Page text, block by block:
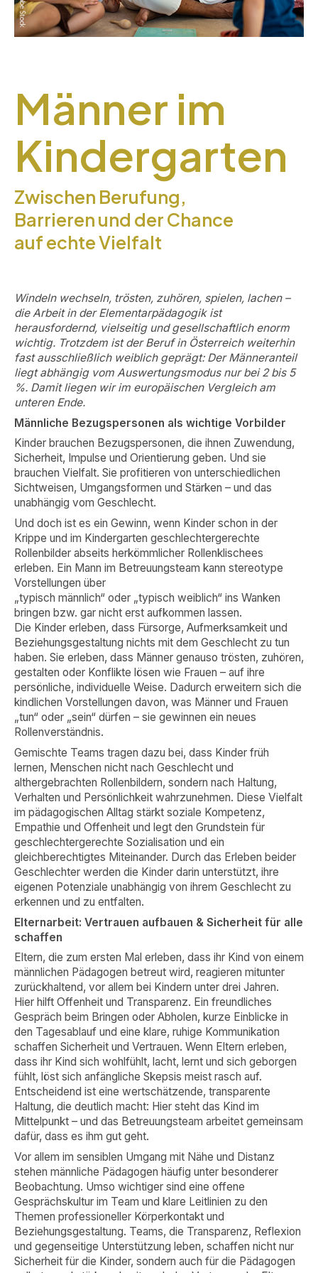
Männer im
Kindergarten
Zwischen Berufung,
Barrieren und der Chance
auf echte Vielfalt
Windeln wechseln, trösten, zuhören, spielen, lachen –
die Arbeit in der Elementarpädagogik ist
herausfordernd, vielseitig und gesellschaftlich enorm
wichtig. Trotzdem ist der Beruf in Österreich weiterhin
fast ausschließlich weiblich geprägt: Der Männeranteil
liegt abhängig vom Auswertungsmodus nur bei 2 bis 5
%. Damit liegen wir im europäischen Vergleich am
unteren Ende.
Männliche Bezugspersonen als wichtige Vorbilder
Kinder brauchen Bezugspersonen, die ihnen Zuwendung,
Sicherheit, Impulse und Orientierung geben. Und sie
brauchen Vielfalt. Sie profitieren von unterschiedlichen
Sichtweisen, Umgangsformen und Stärken – und das
unabhängig vom Geschlecht.
Und doch ist es ein Gewinn, wenn Kinder schon in der
Krippe und im Kindergarten geschlechtergerechte
Rollenbilder abseits herkömmlicher Rollenklischees
erleben. Ein Mann im Betreuungsteam kann stereotype
Vorstellungen über
„typisch männlich“ oder „typisch weiblich“ ins Wanken
bringen bzw. gar nicht erst aufkommen lassen.
Die Kinder erleben, dass Fürsorge, Aufmerksamkeit und
Beziehungsgestaltung nichts mit dem Geschlecht zu tun
haben. Sie erleben, dass Männer genauso trösten, zuhören,
gestalten oder Konflikte lösen wie Frauen – auf ihre
persönliche, individuelle Weise. Dadurch erweitern sich die
kindlichen Vorstellungen davon, was Männer und Frauen
„tun“ oder „sein“ dürfen – sie gewinnen ein neues
Rollenverständnis.
Gemischte Teams tragen dazu bei, dass Kinder früh
lernen, Menschen nicht nach Geschlecht und
althergebrachten Rollenbildern, sondern nach Haltung,
Verhalten und Persönlichkeit wahrzunehmen. Diese Vielfalt
im pädagogischen Alltag stärkt soziale Kompetenz,
Empathie und Offenheit und legt den Grundstein für
geschlechtergerechte Sozialisation und ein
gleichberechtigtes Miteinander. Durch das Erleben beider
Geschlechter werden die Kinder darin unterstützt, ihre
eigenen Potenziale unabhängig von ihrem Geschlecht zu
erkennen und zu entfalten.
Elternarbeit: Vertrauen aufbauen & Sicherheit für alle
schaffen
Eltern, die zum ersten Mal erleben, dass ihr Kind von einem
männlichen Pädagogen betreut wird, reagieren mitunter
zurückhaltend, vor allem bei Kindern unter drei Jahren.
Hier hilft Offenheit und Transparenz. Ein freundliches
Gespräch beim Bringen oder Abholen, kurze Einblicke in
den Tagesablauf und eine klare, ruhige Kommunikation
schaffen Sicherheit und Vertrauen. Wenn Eltern erleben,
dass ihr Kind sich wohlfühlt, lacht, lernt und sich geborgen
fühlt, löst sich anfängliche Skepsis meist rasch auf.
Entscheidend ist eine wertschätzende, transparente
Haltung, die deutlich macht: Hier steht das Kind im
Mittelpunkt – und das Betreuungsteam arbeitet gemeinsam
dafür, dass es ihm gut geht.
Vor allem im sensiblen Umgang mit Nähe und Distanz
stehen männliche Pädagogen häufig unter besonderer
Beobachtung. Umso wichtiger sind eine offene
Gesprächskultur im Team und klare Leitlinien zu den
Themen professioneller Körperkontakt und
Beziehungsgestaltung. Teams, die Transparenz, Reflexion
und gegenseitige Unterstützung leben, schaffen nicht nur
Sicherheit für die Kinder, sondern auch für die Pädagogen